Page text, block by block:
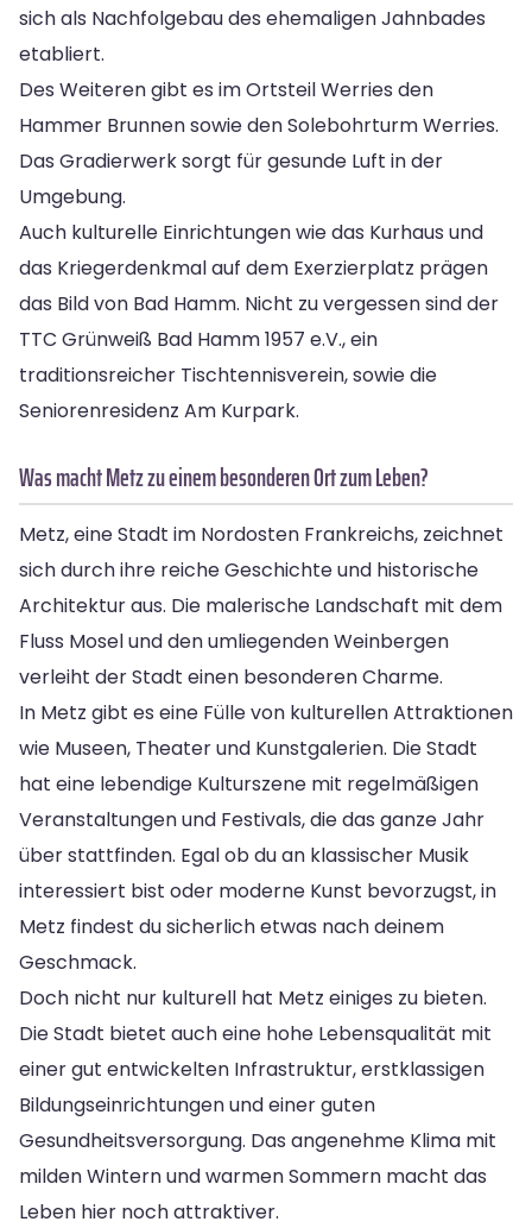
sich als Nachfolgebau des ehemaligen Jahnbades
etabliert.
Des Weiteren gibt es im Ortsteil Werries den
Hammer Brunnen sowie den Solebohrturm Werries.
Das Gradierwerk sorgt für gesunde Luft in der
Umgebung.
Auch kulturelle Einrichtungen wie das Kurhaus und
das Kriegerdenkmal auf dem Exerzierplatz prägen
das Bild von Bad Hamm. Nicht zu vergessen sind der
TTC Grünweiß Bad Hamm 1957 e.V., ein
traditionsreicher Tischtennisverein, sowie die
Seniorenresidenz Am Kurpark.
Was macht Metz zu einem besonderen Ort zum Leben?
Metz, eine Stadt im Nordosten Frankreichs, zeichnet
sich durch ihre reiche Geschichte und historische
Architektur aus. Die malerische Landschaft mit dem
Fluss Mosel und den umliegenden Weinbergen
verleiht der Stadt einen besonderen Charme.
In Metz gibt es eine Fülle von kulturellen Attraktionen
wie Museen, Theater und Kunstgalerien. Die Stadt
hat eine lebendige Kulturszene mit regelmäßigen
Veranstaltungen und Festivals, die das ganze Jahr
über stattfinden. Egal ob du an klassischer Musik
interessiert bist oder moderne Kunst bevorzugst, in
Metz findest du sicherlich etwas nach deinem
Geschmack.
Doch nicht nur kulturell hat Metz einiges zu bieten.
Die Stadt bietet auch eine hohe Lebensqualität mit
einer gut entwickelten Infrastruktur, erstklassigen
Bildungseinrichtungen und einer guten
Gesundheitsversorgung. Das angenehme Klima mit
milden Wintern und warmen Sommern macht das
Leben hier noch attraktiver.